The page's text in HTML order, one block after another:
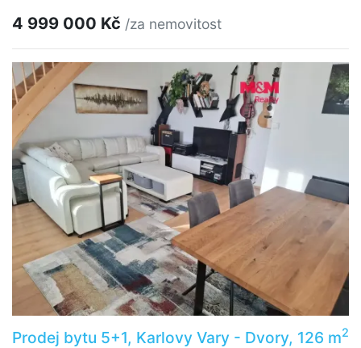
4 999 000 Kč /za nemovitost
Prodej bytu 5+1, Karlovy Vary - Dvory, 126 m2